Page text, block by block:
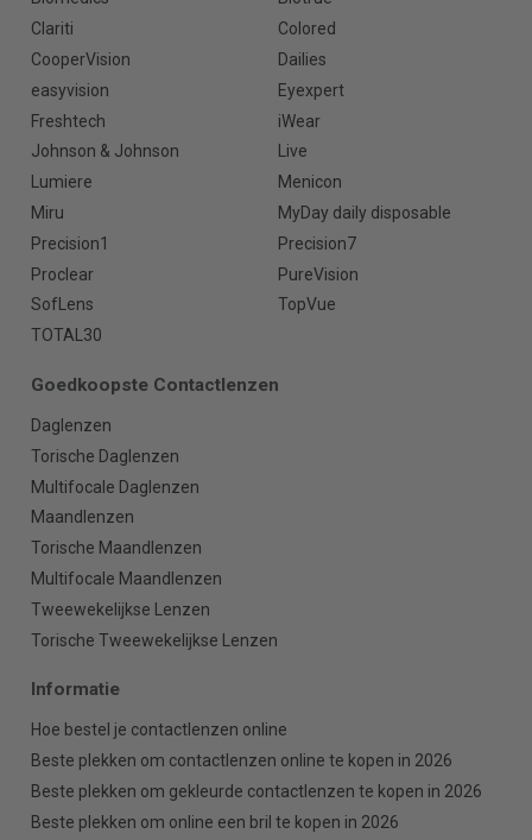
Clariti
Colored
CooperVision
Dailies
easyvision
Eyexpert
Freshtech
iWear
Johnson & Johnson
Live
Lumiere
Menicon
Miru
MyDay daily disposable
Precision1
Precision7
Proclear
PureVision
SofLens
TopVue
TOTAL30
Goedkoopste Contactlenzen
Daglenzen
Torische Daglenzen
Multifocale Daglenzen
Maandlenzen
Torische Maandlenzen
Multifocale Maandlenzen
Tweewekelijkse Lenzen
Torische Tweewekelijkse Lenzen
Informatie
Hoe bestel je contactlenzen online
Beste plekken om contactlenzen online te kopen in 2026
Beste plekken om gekleurde contactlenzen te kopen in 2026
Beste plekken om online een bril te kopen in 2026